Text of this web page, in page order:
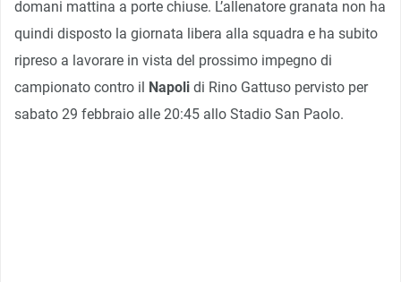
domani mattina a porte chiuse. L’allenatore granata non ha
quindi disposto la giornata libera alla squadra e ha subito
ripreso a lavorare in vista del prossimo impegno di
campionato contro il Napoli di Rino Gattuso pervisto per
sabato 29 febbraio alle 20:45 allo Stadio San Paolo.